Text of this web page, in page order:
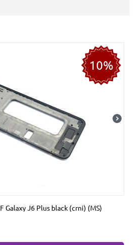
10%
Galaxy J6 Plus black (crni) (MS)